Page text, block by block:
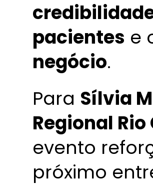
pacientes e
negócio.
Para Sílvia
Regional
evento
próximo